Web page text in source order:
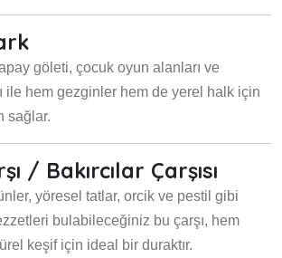
göleti, çocuk oyun alanları ve
ile hem gezginler hem de yerel halk için
sağlar.
/ Bakırcılar Çarşısı
yöresel tatlar, orcik ve pestil gibi
bulabileceğiniz bu çarşı, hem
keşif için ideal bir duraktır.